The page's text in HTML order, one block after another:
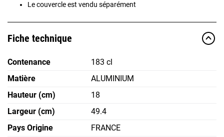
Le couvercle est vendu séparément
Fiche technique
Contenance
183 cl
Matière
ALUMINIUM
Hauteur (cm)
18
Largeur (cm)
49.4
Pays Origine
FRANCE